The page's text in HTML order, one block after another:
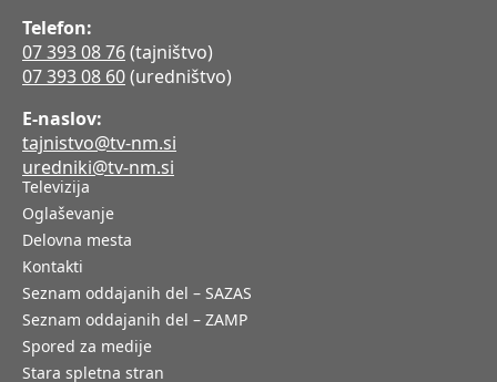
Telefon:
07 393 08 76(tajništvo)
07 393 08 60(uredništvo)
E-naslov:
tajnistvo@tv-nm.si
uredniki@tv-nm.si
Televizija
Oglaševanje
Delovna mesta
Kontakti
Seznam oddajanih del – SAZAS
Seznam oddajanih del – ZAMP
Spored za medije
Stara spletna stran